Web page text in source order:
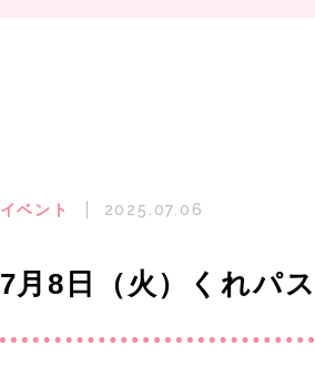
イベント 2025.07.06
7月8日（火）くれパ